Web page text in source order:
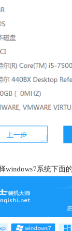
windows7系统下面